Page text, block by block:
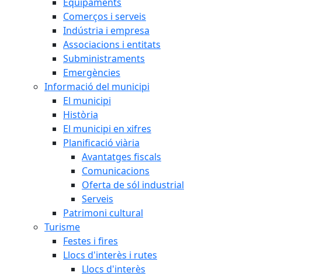
Comerços i serveis
Indústria i empresa
Associacions i entitats
Subministraments
Emergències
Informació del municipi
El municipi
Història
El municipi en xifres
Planificació viària
Avantatges fiscals
Comunicacions
Oferta de sól industrial
Serveis
Patrimoni cultural
Turisme
Festes i fires
Llocs d'interès i rutes
Llocs d'interès